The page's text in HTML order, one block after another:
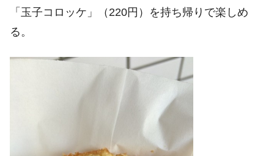
「玉子コロッケ」（220円）を持ち帰りで楽しめ
る。